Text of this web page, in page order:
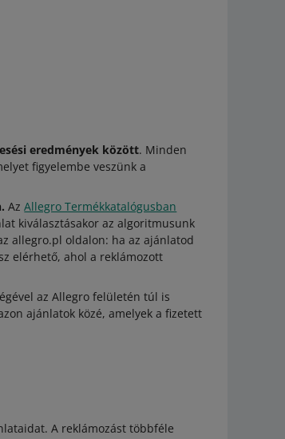
eredmények között. Minden
figyelembe veszünk a
AzAllegro Termékkatalógusban
kiválasztásakor az algoritmusunk
allegro.pl oldalon: ha az ajánlatod
elérhető, ahol a reklámozott
az Allegro felületén túl is
ajánlatok közé, amelyek a fizetett
A reklámozást többféle